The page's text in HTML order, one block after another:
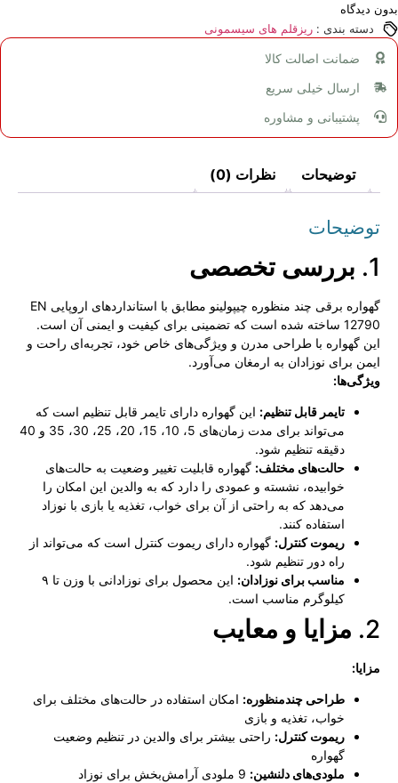
بدون دیدگاه
دسته بندی : ریزقلم های سیسمونی
ضمانت اصالت کالا
ارسال خیلی سریع
پشتیبانی و مشاوره
توضیحات نظرات (0)
توضیحات
1. بررسی تخصصی
گهواره برقی چند منظوره چیپولینو مطابق با استانداردهای اروپایی EN
12790 ساخته شده است که تضمینی برای کیفیت و ایمنی آن است.
این گهواره با طراحی مدرن و ویژگی‌های خاص خود، تجربه‌ای راحت و
ایمن برای نوزادان به ارمغان می‌آورد.
ویژگی‌ها:
تایمر قابل تنظیم: این گهواره دارای تایمر قابل تنظیم است که
می‌تواند برای مدت زمان‌های 5، 10، 15، 20، 25، 30، 35 و 40
دقیقه تنظیم شود.
حالت‌های مختلف: گهواره قابلیت تغییر وضعیت به حالت‌های
خوابیده، نشسته و عمودی را دارد که به والدین این امکان را
می‌دهد که به راحتی از آن برای خواب، تغذیه یا بازی با نوزاد
استفاده کنند.
ریموت کنترل: گهواره دارای ریموت کنترل است که می‌تواند از
راه دور تنظیم شود.
مناسب برای نوزادان:
این محصول برای نوزادانی با وزن تا ۹
کیلوگرم مناسب است.
2. مزایا و معایب
مزایا:
طراحی چندمنظوره: امکان استفاده در حالت‌های مختلف برای
خواب، تغذیه و بازی
ریموت کنترل: راحتی بیشتر برای والدین در تنظیم وضعیت
گهواره
ملودی‌های دلنشین: